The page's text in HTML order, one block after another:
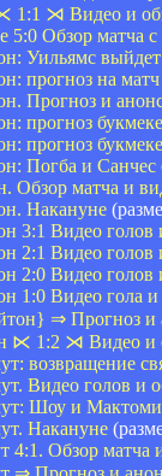
1:1 ⋊ Видео и
Обзор матча
Уильямс выйдет
прогноз на
Прогноз и
прогноз
прогноз
Погба и Санчес
Обзор матча и
Накануне
3:1 Видео голов
2:1 Видео голов
2:0 Видео голов
1:0 Видео гола и
⇒ Прогноз
⋉ 1:2 ⋊ Видео
возвращение
Видео голов и
Шоу и
Накануне
4:1. Обзор матча